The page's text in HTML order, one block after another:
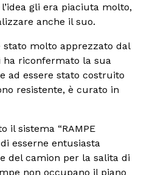
gli era piaciuta molto,
anche il suo.
stato molto apprezzato dal
ha riconfermato la sua
ad essere stato costruito
resistente, è curato in
il sistema “RAMPE
esserne entusiasta
del camion per la salita di
non occupano il piano